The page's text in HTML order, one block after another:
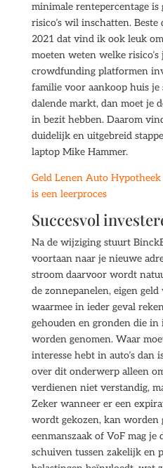
minimale rentepercentage is
risico’s wil inschatten.
2021 dat vind ik ook leuk
moeten weten welke
crowdfunding platformen
familie voor aankoop huis je
dalende markt, dan moet je
in bezit hebben. Daarom
duidelijk en uitgebreid
laptop Mike Hammer.
Geld Lenen Auto
is een leerproces
Succesvol
Na de wijziging stuurt
voortaan naar je nieuwe
stroom daarvoor wordt
de zonnepanelen, eigen
waarmee in ieder geval
gehouden en gronden die
worden genomen. Waar
interesse hebt in auto’s dan
over dit onderwerp alleen
verdienen niet verstandig,
Zeker wanneer er een
wordt gekozen, kan worden
eenmanszaak of VoF mag je
schuiven tussen zakelijk en